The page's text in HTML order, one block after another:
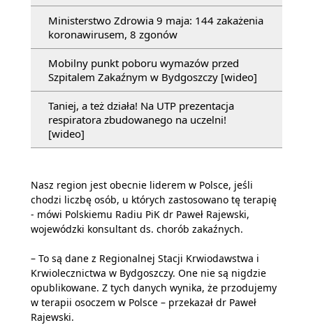
Ministerstwo Zdrowia 9 maja: 144 zakażenia
koronawirusem, 8 zgonów
Mobilny punkt poboru wymazów przed
Szpitalem Zakaźnym w Bydgoszczy [wideo]
Taniej, a też działa! Na UTP prezentacja
respiratora zbudowanego na uczelni!
[wideo]
Nasz region jest obecnie liderem w Polsce, jeśli
chodzi liczbę osób, u których zastosowano tę terapię
- mówi Polskiemu Radiu PiK dr Paweł Rajewski,
wojewódzki konsultant ds. chorób zakaźnych.
– To są dane z Regionalnej Stacji Krwiodawstwa i
Krwiolecznictwa w Bydgoszczy. One nie są nigdzie
opublikowane. Z tych danych wynika, że przodujemy
w terapii osoczem w Polsce – przekazał dr Paweł
Rajewski.